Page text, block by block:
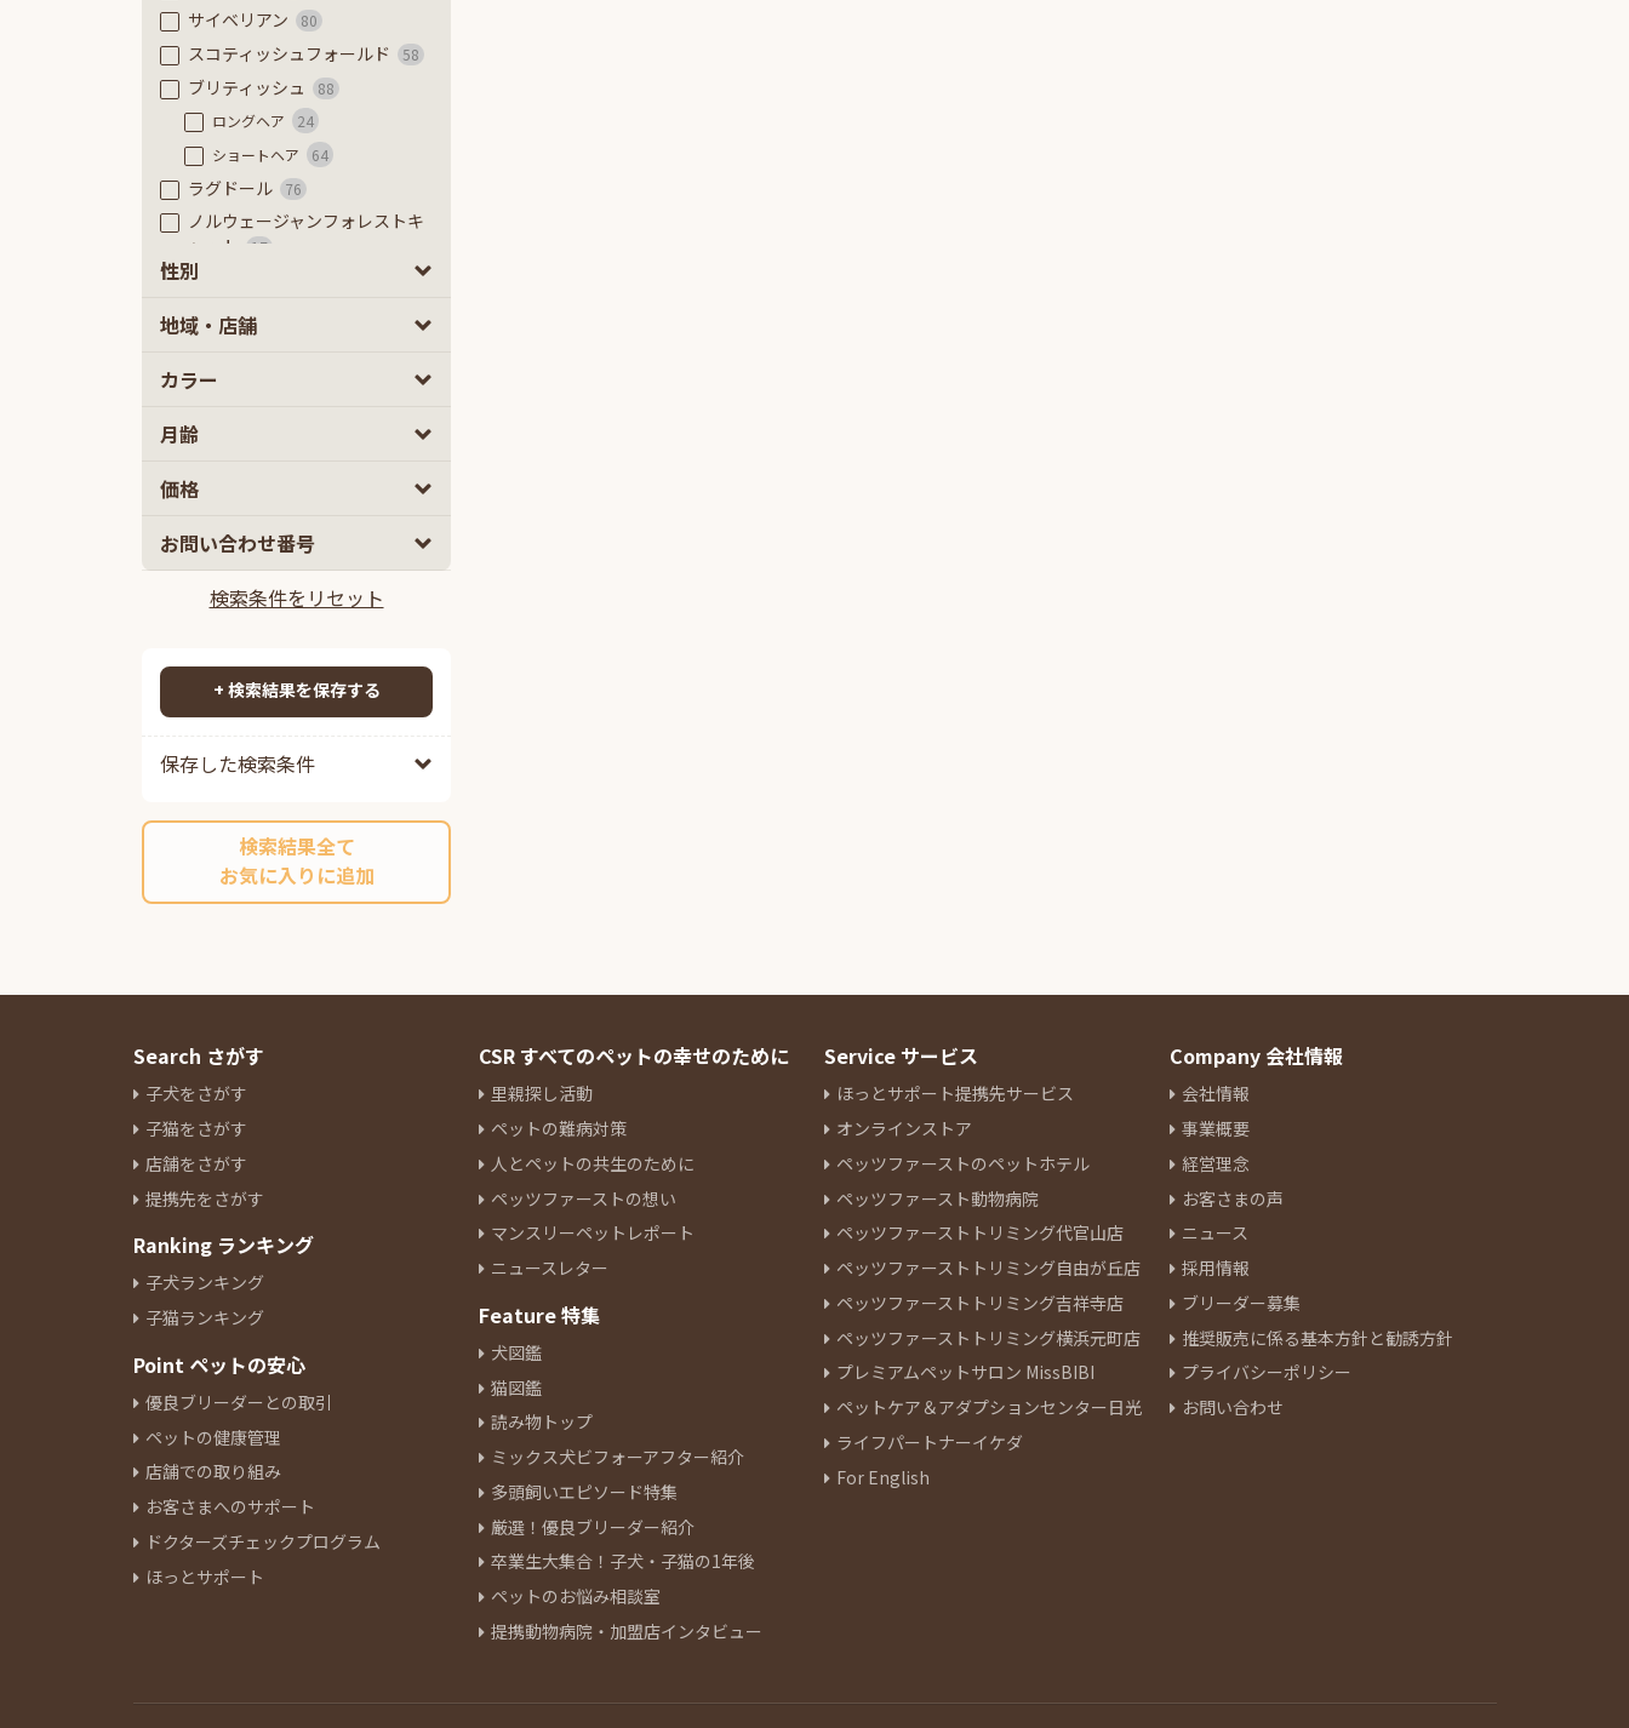
サイベリアン 80
スコティッシュフォールド 58
ブリティッシュ
88
ロングヘア
24
ショートヘア
64
ラグドール 76
ノルウェージャンフォレストキ
ャット
17
ラガマフィン
ベンガル
アメリカンカール
ロングヘアー 5
ジェネッタ
ペルシャ 20
ソマリ 3
ロシアンブルー
メインクーン
スフィンクス 1
アビシニアン 1
ボンベイ 1
フォールデックス
フォールデックス
ラムキン
ネヴァマスカレード
オリエンタルショートヘアー
トンキニーズ 1
性別
男の子 0
地域・店舗
カラー
月齢
2 5
2ヵ月 5ヵ月以上
価格
10 100
100万円以上
お問い合わせ番号
検索する
検索条件をリセット
+ 検索結果を保存する
保存した検索条件
検索結果全て
お気に入りに追加
Search さがす
子犬をさがす
子猫をさがす
店舗をさがす
提携先をさがす
Ranking ランキング
子犬ランキング
子猫ランキング
Point ペットの安心
優良ブリーダーとの取引
ペットの健康管理
店舗での取り組み
お客さまへのサポート
ドクターズチェックプログラム
ほっとサポート
CSR すべてのペットの幸せのために
里親探し活動
ペットの難病対策
人とペットの共生のために
ペッツファーストの想い
マンスリーペットレポート
ニュースレター
Feature 特集
犬図鑑
猫図鑑
読み物トップ
ミックス犬ビフォーアフター紹介
多頭飼いエピソード特集
厳選！優良ブリーダー紹介
卒業生大集合！子犬・子猫の1年後
ペットのお悩み相談室
提携動物病院・加盟店インタビュー
Service サービス
ほっとサポート提携先サービス
オンラインストア
ペッツファーストのペットホテル
ペッツファースト動物病院
ペッツファーストトリミング代官山店
ペッツファーストトリミング自由が丘店
ペッツファーストトリミング吉祥寺店
ペッツファーストトリミング横浜元町店
プレミアムペットサロン MissBIBI
ペットケア＆アダプションセンター日光
ライフパートナーイケダ
For English
Company 会社情報
会社情報
事業概要
経営理念
お客さまの声
ニュース
採用情報
ブリーダー募集
推奨販売に係る基本方針と勧誘方針
プライバシーポリシー
お問い合わせ